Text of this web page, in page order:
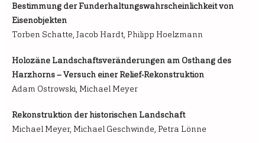
Bestimmung der Funderhaltungswahrscheinlichkeit von
Eisenobjekten
Torben Schatte, Jacob Hardt, Philipp Hoelzmann
Holozäne Landschaftsveränderungen am Osthang des
Harzhorns – Versuch einer Relief-Rekonstruktion
Adam Ostrowski, Michael Meyer
Rekonstruktion der historischen Landschaft
Michael Meyer, Michael Geschwinde, Petra Lönne